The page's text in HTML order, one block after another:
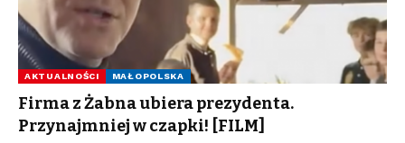
AKTUALNOŚCI MAŁOPOLSKA
Firma z Żabna ubiera prezydenta.
Przynajmniej w czapki! [FILM]